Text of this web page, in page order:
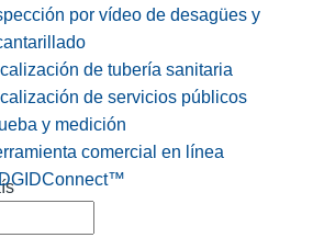
por vídeo de desagües y
de tubería sanitaria
de servicios públicos
y medición
comercial en línea